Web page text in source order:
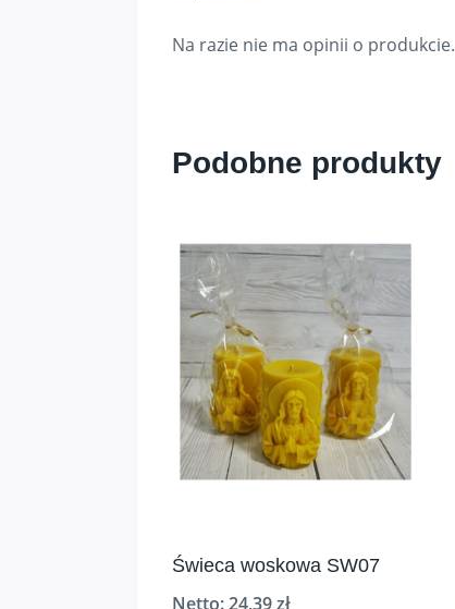
Na razie nie ma opinii o produkcie.
Podobne produkty
Świeca woskowa SW07
Netto:24,39zł